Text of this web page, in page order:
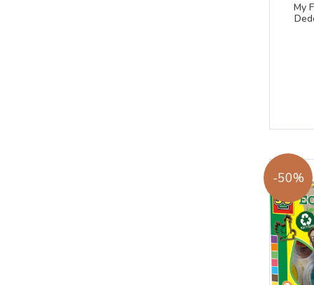
My
-50%